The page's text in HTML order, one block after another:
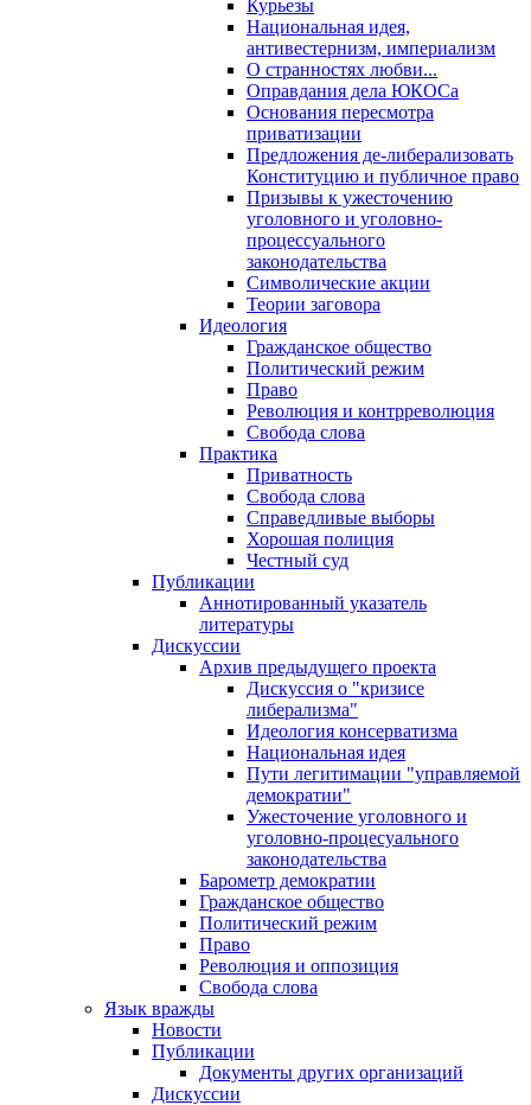
Курьезы
Национальная идея,
антивестернизм, империализм
О странностях любви...
Оправдания дела ЮКОСа
Основания пересмотра
приватизации
Предложения де-либерализовать
Конституцию и публичное право
Призывы к ужесточению
уголовного и уголовно-
процессуального
законодательства
Символические акции
Теории заговора
Идеология
Гражданское общество
Политический режим
Право
Революция и контрреволюция
Свобода слова
Практика
Приватность
Свобода слова
Справедливые выборы
Хорошая полиция
Честный суд
Публикации
Аннотированный указатель
литературы
Дискуссии
Архив предыдущего проекта
Дискуссия о "кризисе
либерализма"
Идеология консерватизма
Национальная идея
Пути легитимации "управляемой
демократии"
Ужесточение уголовного и
уголовно-процесуального
законодательства
Барометр демократии
Гражданское общество
Политический режим
Право
Революция и оппозиция
Свобода слова
Язык вражды
Новости
Публикации
Документы других организаций
Дискуссии